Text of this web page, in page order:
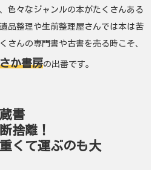
色々なジャンルの本がたくさんある
品整理や生前整理屋さんでは本は苦
さんの専門書や古書を売る時こそ、
か書房の出番です。
書
捨離！
くて運ぶのも大